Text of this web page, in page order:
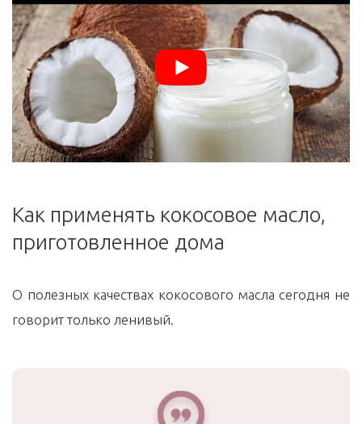
Как применять кокосовое масло,
приготовленное дома
О полезных качествах кокосового масла сегодня не
говорит только ленивый.